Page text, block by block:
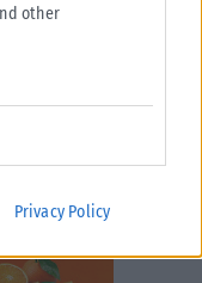
other
Privacy Policy